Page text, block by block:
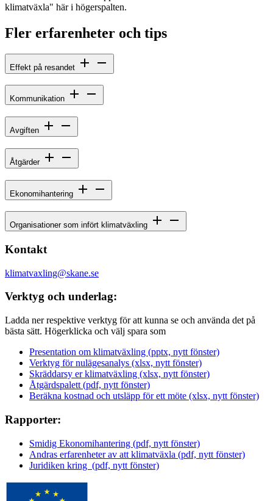
klimatväxla" här i högerspalten.
Fler erfarenheter och tips
Effekt på resandet
Kommunikation
Avgiften
Åtgärder
Ekonomihantering
Organisationer som infört klimatväxling
Kontakt
klimatvaxling@skane.se
Verktyg och underlag:
Ladda ner respektive verktyg för att kunna se och använda det på
bästa sätt. Högerklicka och välj spara som
Presentation om klimatväxling (pptx, nytt fönster)
Verktyg för nulägesanalys (xlsx, nytt fönster)
Skräddarsy er klimatväxling (xlsx, nytt fönster)
Åtgärdspalett (pdf, nytt fönster)
Beräkna kostnad och utsläpp för ett möte (xlsx, nytt fönster)
Rapporter:
Smidig Ekonomihantering (pdf, nytt fönster)
Andras erfarenheter av att klimatväxla (pdf, nytt fönster)
Juridiken kring (pdf, nytt fönster)